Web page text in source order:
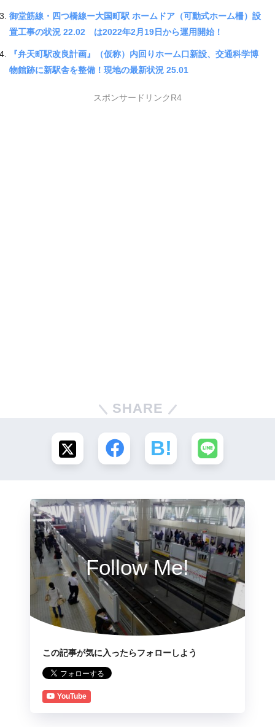
御堂筋線・四つ橋線ー大国町駅 ホームドア（可動式ホーム柵）設
置工事の状況 22.02 は2022年2月19日から運用開始！
『弁天町駅改良計画』（仮称）内回りホーム口新設、交通科学博
物館跡に新駅舎を整備！現地の最新状況 25.01
スポンサードリンクR4
SHARE
Follow Me!
この記事が気に入ったらフォローしよう
YouTube